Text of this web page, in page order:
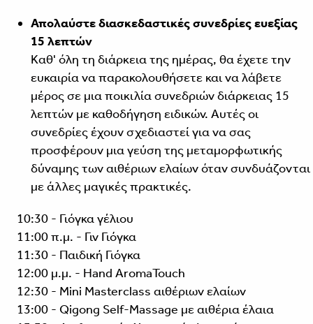
Απολαύστε διασκεδαστικές συνεδρίες ευεξίας
15 λεπτών
Καθ' όλη τη διάρκεια της ημέρας, θα έχετε την
ευκαιρία να παρακολουθήσετε και να λάβετε
μέρος σε μια ποικιλία συνεδριών διάρκειας 15
λεπτών με καθοδήγηση ειδικών. Αυτές οι
συνεδρίες έχουν σχεδιαστεί για να σας
προσφέρουν μια γεύση της μεταμορφωτικής
δύναμης των αιθέριων ελαίων όταν συνδυάζονται
με άλλες μαγικές πρακτικές.
10:30 - Γιόγκα γέλιου
11:00 π.μ. - Γιν Γιόγκα
11:30 - Παιδική Γιόγκα
12:00 μ.μ. - Hand AromaTouch
12:30 - Mini Masterclass αιθέριων ελαίων
13:00 - Qigong Self-Massage με αιθέρια έλαια